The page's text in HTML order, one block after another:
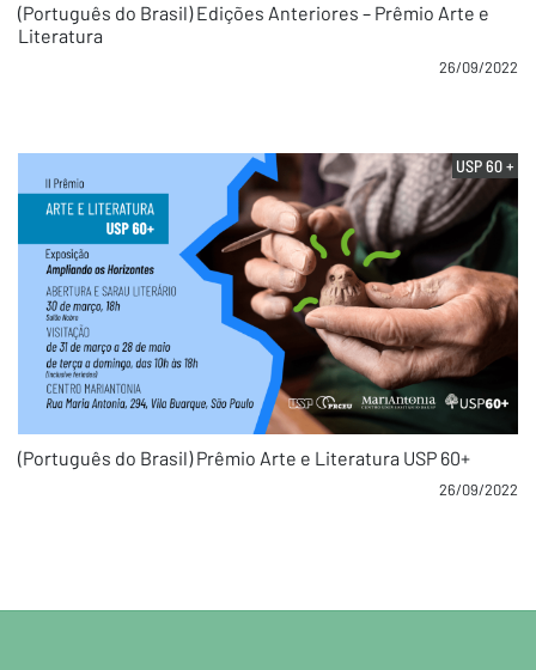
(Português do Brasil) Edições Anteriores – Prêmio Arte e
Literatura
26/09/2022
USP 60 +
(Português do Brasil) Prêmio Arte e Literatura USP 60+
26/09/2022